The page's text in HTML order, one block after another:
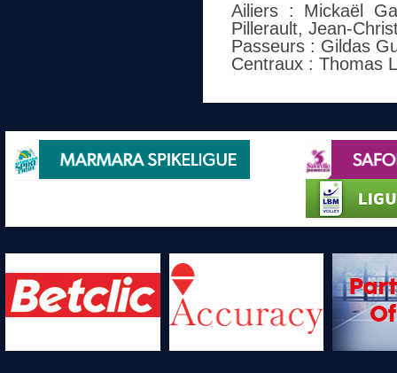
Ailiers : Mickaël
Pillerault, Jean-
Passeurs : Gildas
Centraux : Thomas